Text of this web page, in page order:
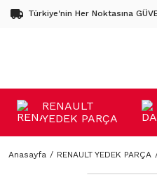
Türkiye'nin Her Noktasına
RENAULT
YEDEK PARÇA
Anasayfa RENAULT YEDEK PARÇA